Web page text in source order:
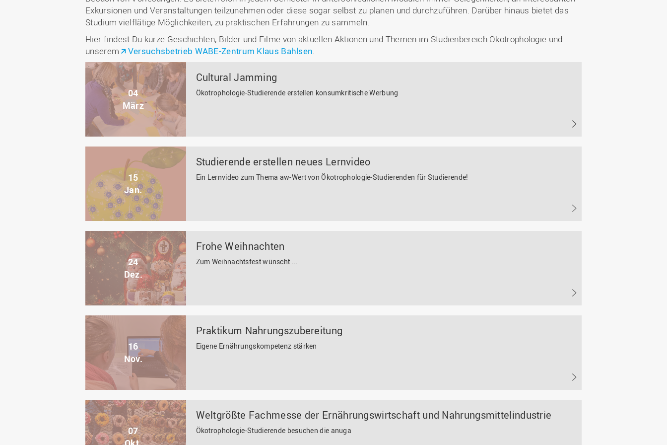
Exkursionen und Veranstaltungen teilzunehmen oder diese sogar selbst zu planen und durchzuführen. Darüber hinaus bietet das
Studium vielflätige Möglichkeiten, zu praktischen Erfahrungen zu sammeln.
Hier findest Du kurze Geschichten, Bilder und Filme von aktuellen Aktionen und Themen im Studienbereich Ökotrophologie und
unserem Versuchsbetrieb WABE-Zentrum Klaus Bahlsen.
04
März
Cultural Jamming
Ökotrophologie-Studierende erstellen konsumkritische Werbung
15
Jan.
Studierende erstellen neues Lernvideo
Ein Lernvideo zum Thema aw-Wert von Ökotrophologie-Studierenden für Studierende!
24
Dez.
Frohe Weihnachten
Zum Weihnachtsfest wünscht ...
16
Nov.
Praktikum Nahrungszubereitung
Eigene Ernährungskompetenz stärken
07
Weltgrößte Fachmesse der Ernährungswirtschaft und Nahrungsmittelindustrie
Ökotrophologie-Studierende besuchen die anuga